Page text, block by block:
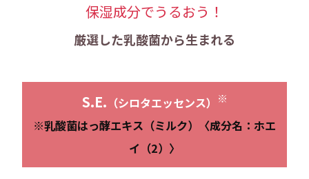
保湿成分でうるおう！
厳選した乳酸菌から生まれる
S.E. （シロタエッセンス） ※
※乳酸菌はっ酵エキス（ミルク）〈成分名：ホエ
イ（2）〉